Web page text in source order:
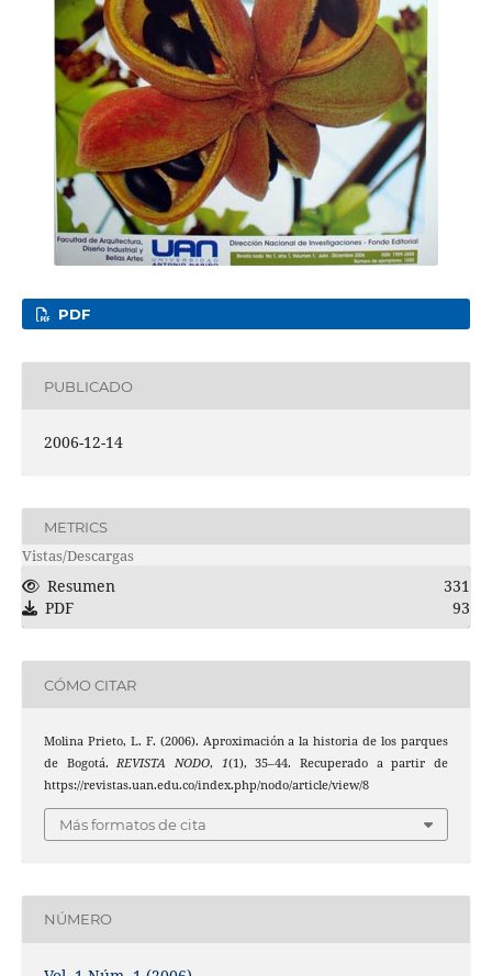
PDF
PUBLICADO
2006-12-14
METRICS
Vistas/Descargas
Resumen
331
PDF
93
CÓMO CITAR
Molina Prieto, L. F. (2006). Aproximación a la historia de los parques
de Bogotá.REVISTA NODO, 1(1), 35–44. Recuperado a partir de
https://revistas.uan.edu.co/index.php/nodo/article/view/8
Más formatos de cita
NÚMERO